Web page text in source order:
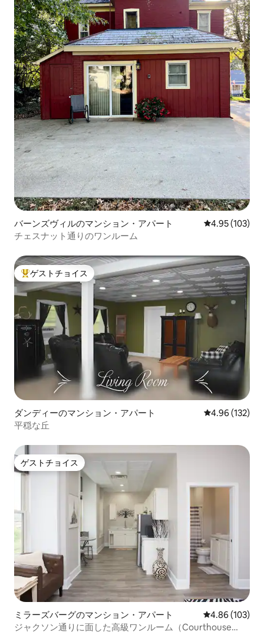
バーンズヴィルのマンション・アパート レビュー103
4.95 (103)
チェスナット通りのワンルーム
大好評のゲストチョイスです。
ゲストチョイス
ダンディーのマンション・アパート レビュー132
4.96 (132)
平穏な丘
ゲストチョイス
ゲストチョイス
ミラーズバーグのマンション・アパート レビュー103
4.86 (103)
ジャクソン通りに面した高級ワンルーム（Courthouse